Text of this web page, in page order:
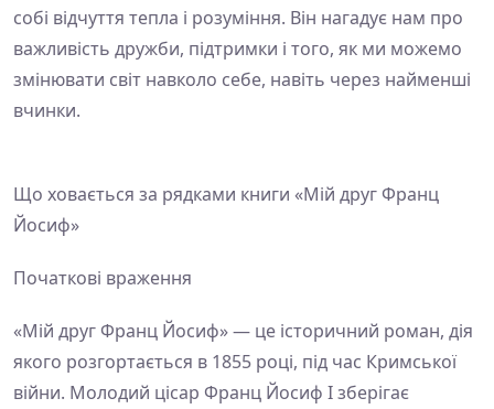
собі відчуття тепла і розуміння. Він нагадує нам про
важливість дружби, підтримки і того, як ми можемо
змінювати світ навколо себе, навіть через найменші
вчинки.
Що ховається за рядками книги «Мій друг Франц
Йосиф»
Початкові враження
«Мій друг Франц Йосиф» — це історичний роман, дія
якого розгортається в 1855 році, під час Кримської
війни. Молодий цісар Франц Йосиф І зберігає